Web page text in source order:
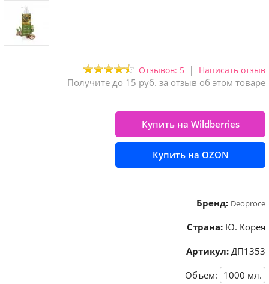
Отзывов: 5 | Написать отзыв
Получите до 15 руб. за отзыв об этом товаре
Купить на Wildberries
Купить на OZON
Бренд: Deoproce
Страна: Ю. Корея
Артикул: ДП1353
Объем: 1000 мл.